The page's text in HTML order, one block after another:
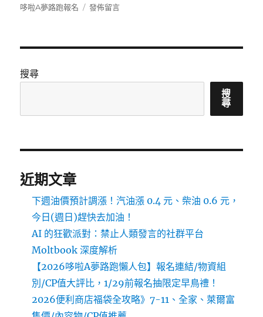
佈
類
哆啦A夢路跑報名
在
路
人
資
組
別/CP
值
大
評
比，
1/29
前
發佈留言
搜尋
搜
尋
近期文章
下週油價預計調漲！汽油漲 0.4 元、柴油 0.6 元，
今日(週日)趕快去加油！
AI 的狂歡派對：禁止人類發言的社群平台
Moltbook 深度解析
【2026哆啦A夢路跑懶人包】報名連結/物資組
別/CP值大評比，1/29前報名抽限定早鳥禮！
2026便利商店福袋全攻略》7-11、全家、萊爾富